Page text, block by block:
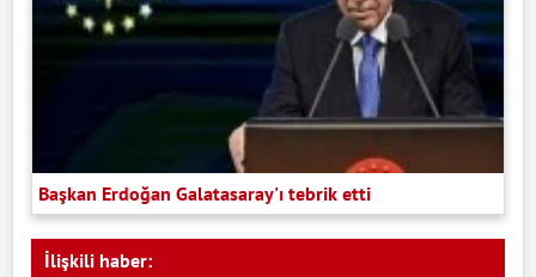
Başkan Erdoğan Galatasaray'ı tebrik etti
İlişkili haber: